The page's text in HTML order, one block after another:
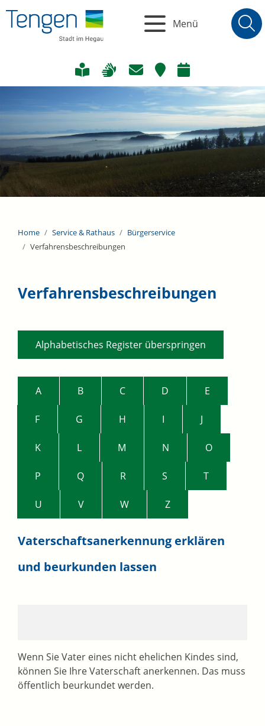
Menü
Home Service & Rathaus
Bürgerservice
Verfahrensbeschreibungen
Verfahrensbeschreibungen
Alphabetisches Register überspringen
A B C D E
F G H I J
K L M N O
P Q R S T
U V W Z
Vaterschaftsanerkennung erklären
und beurkunden lassen
Wenn Sie Vater eines nicht ehelichen Kindes sind,
können Sie Ihre Vaterschaft anerkennen. Das muss
öffentlich beurkundet werden.